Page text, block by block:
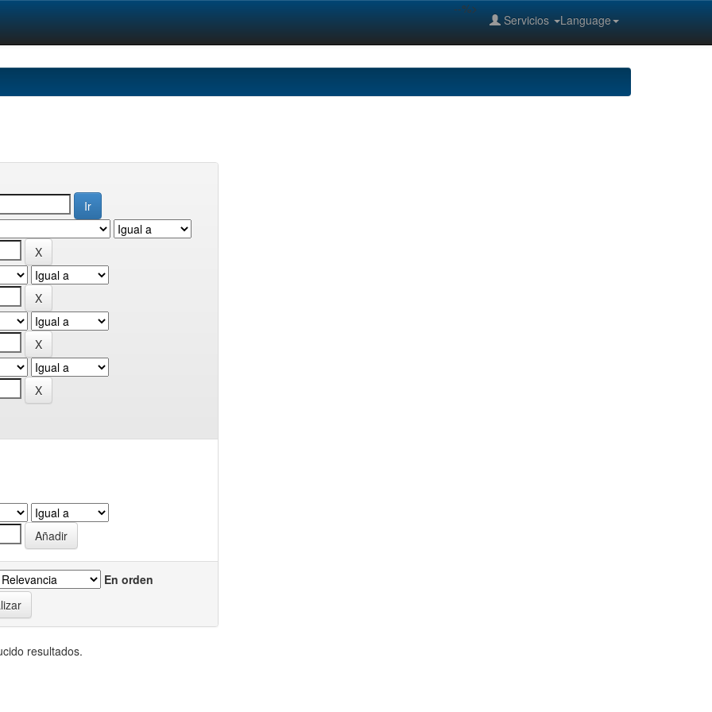
Language
Servicios
--%>
En orden
resultados.